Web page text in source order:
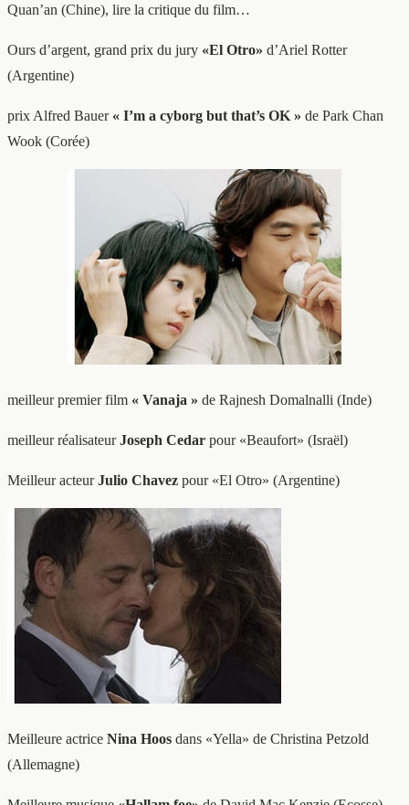
Quan’an (Chine), lire la critique du film…
Ours d’argent, grand prix du jury «El Otro» d’Ariel Rotter
(Argentine)
prix Alfred Bauer « I’m a cyborg but that’s OK » de Park Chan
Wook (Corée)
meilleur premier film « Vanaja » de Rajnesh Domalnalli (Inde)
meilleur réalisateurJoseph Cedar pour «Beaufort» (Israël)
Meilleur acteurJulio Chavez pour «El Otro» (Argentine)
Meilleure actrice Nina Hoos dans «Yella» de Christina Petzold
(Allemagne)